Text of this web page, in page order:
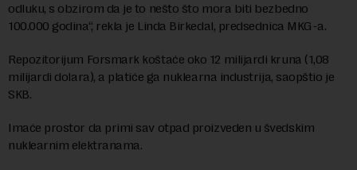
odluku, s obzirom da je to nešto što mora biti bezbedno
100.000 godina“, rekla je Linda Birkedal, predsednica MKG-a.
Repozitorijum Forsmark koštaće oko 12 milijardi kruna (1,08
milijardi dolara), a platiće ga nuklearna industrija, saopštio je
SKB.
Imaće prostor da primi sav otpad proizveden u švedskim
nuklearnim elektranama.